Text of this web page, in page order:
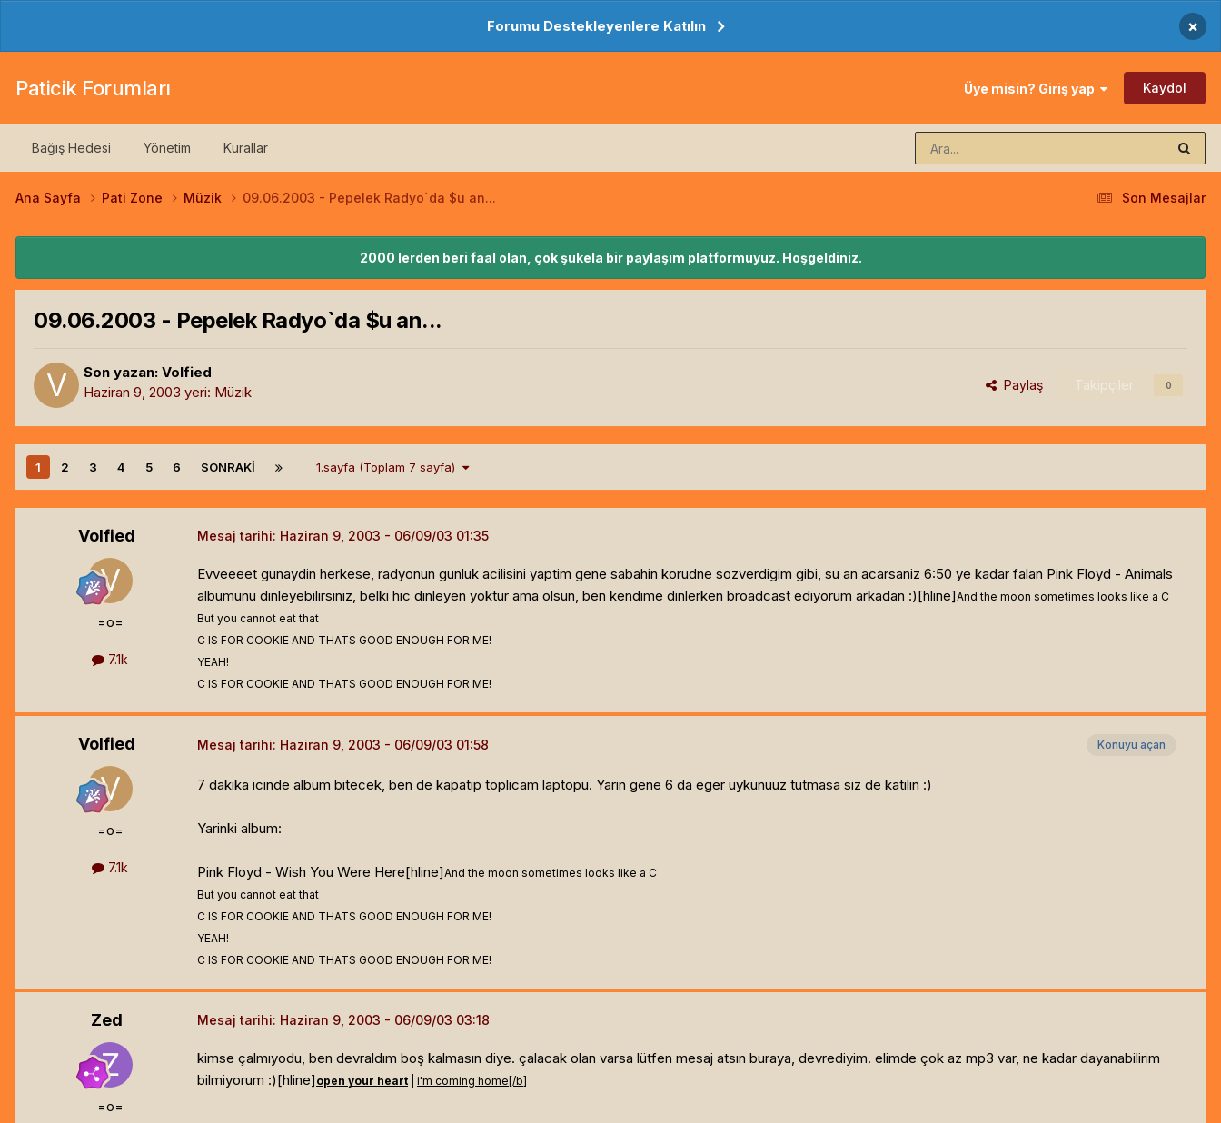
Forumu Destekleyenlere Katılın ×
Paticik Forumları Üye misin? Giriş yap Kaydol
Bağış Hedesi Yönetim Kurallar
Son Mesajlar
Ana Sayfa Pati Zone Müzik 09.06.2003 - Pepelek Radyo`da $u an...
2000 lerden beri faal olan, çok şukela bir paylaşım platformuyuz. Hoşgeldiniz.
09.06.2003 - Pepelek Radyo`da $u an...
Son yazan: Volfied
Haziran 9, 2003 yeri: Müzik Paylaş Takipçiler 0
1 2 3 4 5 6 SONRAKI 1.sayfa (Toplam 7 sayfa)
Volfied
=o=
7.1k
Mesaj tarihi: Haziran 9, 2003
Evveeeet gunaydin herkese, radyonun gunluk acilisini yaptim gene sabahin korudne sozverdigim gibi, su an acarsaniz 6:50 ye kadar falan Pink Floyd - Animals
albumunu dinleyebilirsiniz, belki hic dinleyen yoktur ama olsun, ben kendime dinlerken broadcast ediyorum arkadan :)[hline]And the moon sometimes looks like a C
But you cannot eat that
C IS FOR COOKIE AND THATS GOOD ENOUGH FOR ME!
YEAH!
C IS FOR COOKIE AND THATS GOOD ENOUGH FOR ME!
Volfied
=o=
7.1k
Konuyu açan
Mesaj tarihi: Haziran 9, 2003
7 dakika icinde album bitecek, ben de kapatip toplicam laptopu. Yarin gene 6 da eger uykunuuz tutmasa siz de katilin :)
Yarinki album:
Pink Floyd - Wish You Were Here[hline]And the moon sometimes looks like a C
But you cannot eat that
C IS FOR COOKIE AND THATS GOOD ENOUGH FOR ME!
YEAH!
C IS FOR COOKIE AND THATS GOOD ENOUGH FOR ME!
Zed
=o=
Mesaj tarihi: Haziran 9, 2003
kimse çalmıyodu, ben devraldım boş kalmasın diye. çalacak olan varsa lütfen mesaj atsın buraya, devrediyim. elimde çok az mp3 var, ne kadar dayanabilirim
bilmiyorum :)[hline] open your heart i'm coming home[/b]